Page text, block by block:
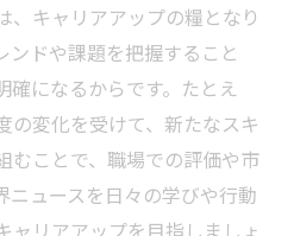
、キャリアアップの糧となり
ンドや課題を把握すること
確になるからです。たとえ
の変化を受けて、新たなスキ
むことで、職場での評価や市
ニュースを日々の学びや行動
ャリアアップを目指しましょ